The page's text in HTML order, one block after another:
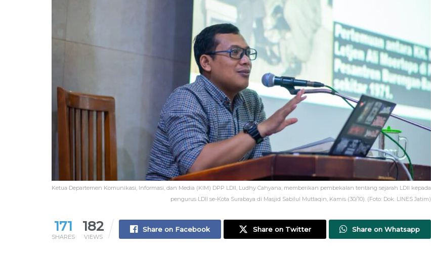
Ketua Departemen Komunikasi, Informasi, dan Media (KIM) DPP LDII, Ludhy Cahyana, memberikan pembekalan tentang sejarah LDII kepada
pengurus LDII se-Kota Surabaya di Masjid Sabilul Muttaqin, Kamis (30/10). (Foto: Dok. LINES Jatim)
171
SHARES
182
VIEWS
Share on Facebook Share on Twitter Share on Whatsapp